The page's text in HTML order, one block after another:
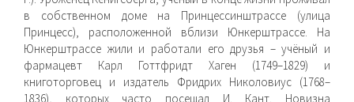
в собственном доме на Принцессинштрассе (улица
Принцесс), расположенной вблизи Юнкерштрассе. На
Юнкерштрассе жили и работали его друзья – учёный и
фармацевт Карл Готтфридт Хаген (1749–1829) и
книготорговец и издатель Фридрих Николовиус (1768–
1836), которых часто посещал И. Кант. Новизна